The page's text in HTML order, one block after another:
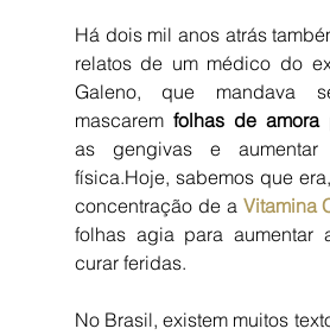
Há dois mil anos atrás
relatos de um médico do
Galeno, que mandava
mascarem folhas de amora
as gengivas e aumentar
física.Hoje, sabemos que
concentração de a Vitamina
folhas agia para aumentar
curar feridas.
No Brasil, existem muitos